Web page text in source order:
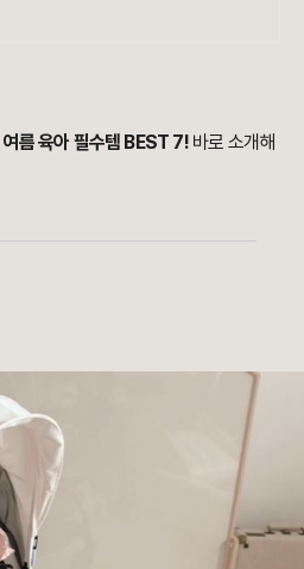
여름 육아 필수템 BEST 7!바로 소개해